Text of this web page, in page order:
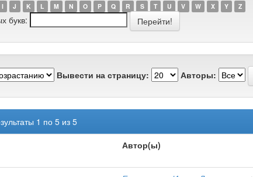
I J K L M N O P Q R S T U V W X Y Z
букв:
Вывести на страницу: Авторы:
1 по 5 из 5
Автор(ы)